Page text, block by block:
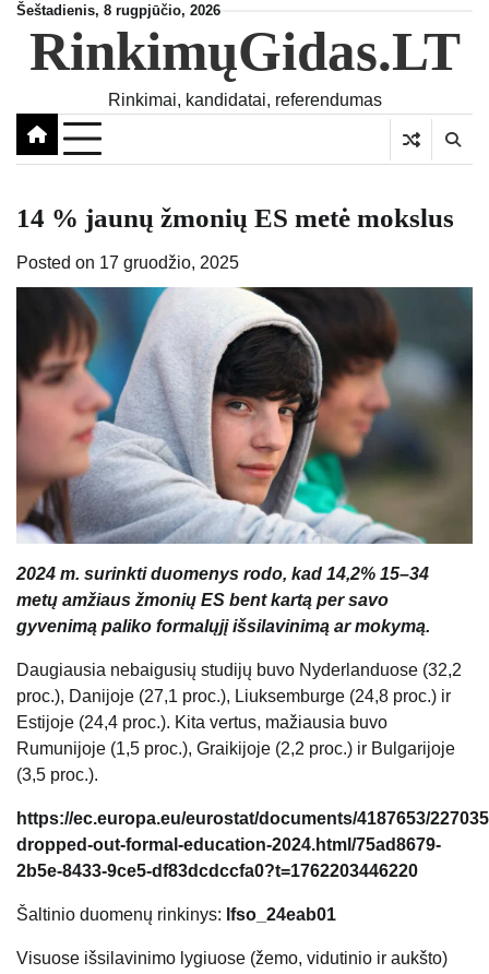
Skip
content
Šeštadienis, 8 rugpjūčio, 2026
RinkimųGidas.LT
Rinkimai, kandidatai, referendumas
14 % jaunų žmonių ES metė mokslus
Posted on 17 gruodžio, 2025
2024 m. surinkti duomenys rodo, kad 14,2% 15–34
metų amžiaus žmonių ES bent kartą per savo
gyvenimą paliko formalųjį išsilavinimą ar mokymą.
Daugiausia nebaigusių studijų buvo Nyderlanduose (32,2
proc.), Danijoje (27,1 proc.), Liuksemburge (24,8 proc.) ir
Estijoje (24,4 proc.). Kita vertus, mažiausia buvo
Rumunijoje (1,5 proc.), Graikijoje (2,2 proc.) ir Bulgarijoje
(3,5 proc.).
https://ec.europa.eu/eurostat/documents/4187653/
dropped-out-formal-education-2024.html/75ad8679-
2b5e-8433-9ce5-df83dcdccfa0?t=1762203446220
Šaltinio duomenų rinkinys: lfso_24eab01
Visuose išsilavinimo lygiuose (žemo, vidutinio ir aukšto)